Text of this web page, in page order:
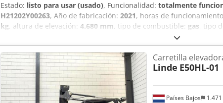
Estado: listo para usar (usado), Funcionalidad: totalmente
H21202Y00263, Año de fabricación: 2021, horas de
kg, altura de elevación: 4.680 mm, tipo de combustible: gas, tipo
¡garantizamos la venta al precio de oferta más alto!
3.500 kg Altura de elevación: 4.680 mm Altura total: 2.179 mm
Triplex Clase ISO: Clase ISO 3 (2.500–4.999 kg) Tipo de
EQUIPAMIENTO Credpfx Agszrgbijdjf Desplazador lateral
Países Bajos 1.471
Carretilla
Linde E50HL-01